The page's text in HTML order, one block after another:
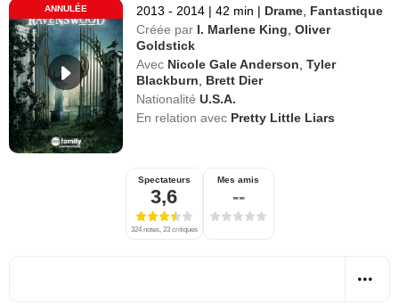
ANNULÉE 2013 - 2014 | 42 min | Drame Fantastique
Créée par I. Marlene King ,Oliver
Goldstick
Avec Nicole Gale Anderson ,Tyler
Blackburn
Brett Dier
Nationalité U.S.A.
En relation avec Pretty Little Liars
Spectateurs
3,6
324 notes, 23 critiques
Mes amis
--